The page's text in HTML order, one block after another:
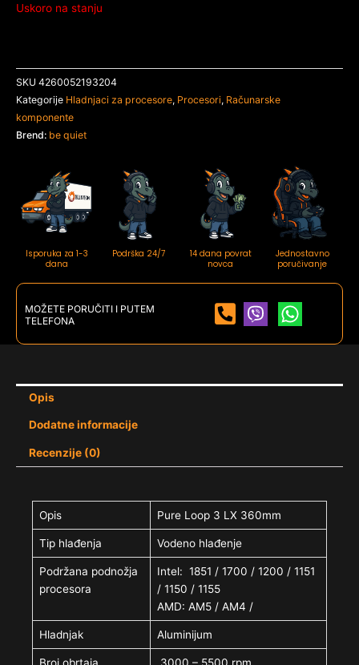
Uskoro na stanju
SKU 4260052193204
Kategorije Hladnjaci za procesore, Procesori, Računarske
komponente
Brend: be quiet
Isporuka za 1-3
dana
Podrška 24/7
14 dana povrat
novca
Jednostavno
poručivanje
MOŽETE PORUČITI I PUTEM
TELEFONA
Opis
Dodatne informacije
Recenzije (0)
Opis Pure Loop 3 LX 360mm
Tip hlađenja Vodeno hlađenje
Podržana podnožja
procesora
Intel: 1851 / 1700 / 1200 / 1151
/ 1150 / 1155
AMD: AM5 / AM4 /
Hladnjak Aluminijum